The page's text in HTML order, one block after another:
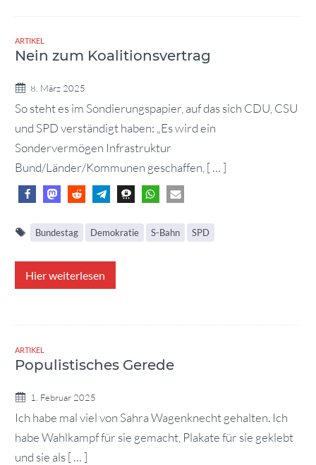
ARTIKEL
Nein zum Koalitionsvertrag
8. März 2025
So steht es im Sondierungspapier, auf das sich CDU, CSU
und SPD verständigt haben: „Es wird ein
Sondervermögen Infrastruktur
Bund/Länder/Kommunen geschaffen, [ … ]
Bundestag Demokratie S-Bahn SPD
Hier weiterlesen
ARTIKEL
Populistisches Gerede
1. Februar 2025
Ich habe mal viel von Sahra Wagenknecht gehalten. Ich
habe Wahlkampf für sie gemacht, Plakate für sie geklebt
und sie als [ … ]